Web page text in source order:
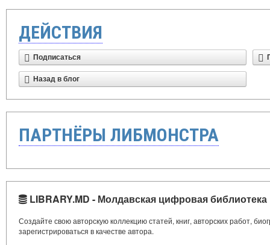
ДЕЙСТВИЯ
Подписаться
Назад в блог
ПАРТНЁРЫ ЛИБМОНСТРА
LIBRARY.MD - Молдавская цифровая библиотека
Создайте свою авторскую коллекцию статей, книг, авторских работ,
зарегистрироваться в качестве автора.